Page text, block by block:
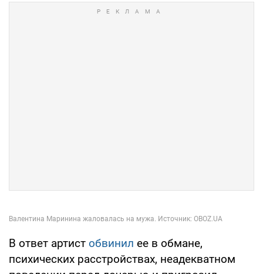
В ответ артист обвинил ее в обмане,
психических расстройствах, неадекватном